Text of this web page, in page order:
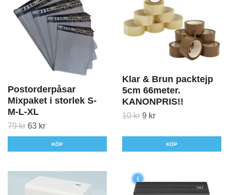
Postorderpåsar
Mixpaket i storlek S-
M-L-XL
79 kr 63 kr
KÖP
Klar & Brun packtejp
5cm 66meter.
KANONPRIS!!
10 kr 9 kr
KÖP